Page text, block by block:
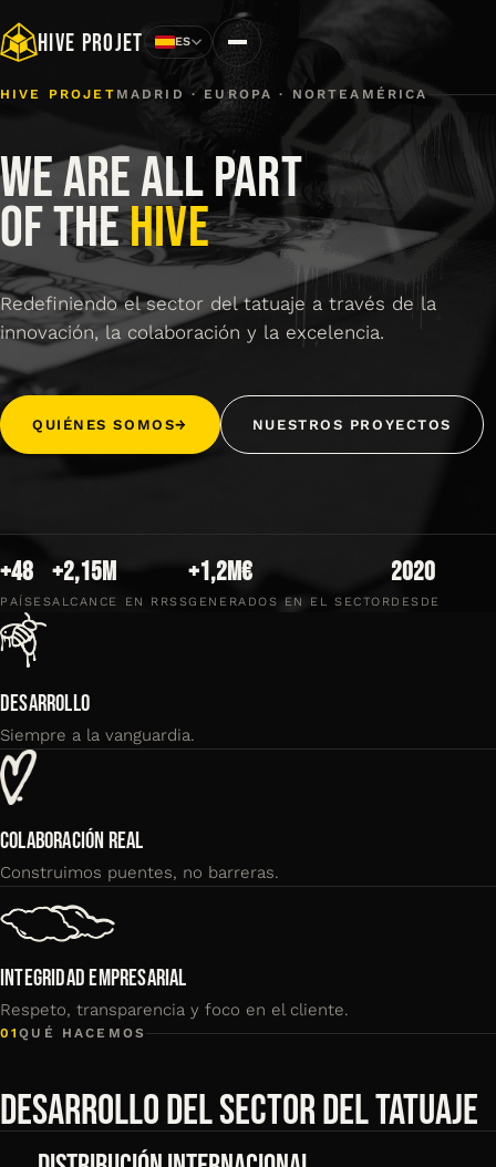
HIVE PROJET
Internacional
Eventos
CONTÁCTANOS
Cambiar de idioma
ES
HIVE PROJET MADRID · EUROPA · NORTEAMÉRICA
WE ARE ALL PART
OF THEHIVE
Redefiniendo el sector del tatuaje a través de la
innovación, la colaboración y la excelencia.
QUIÉNES SOMOS→ NUESTROS PROYECTOS
+48
PAÍSES
+2,15M
ALCANCE EN RRSS
+1,2M€
GENERADOS EN EL SECTOR
2020
DESDE
DESARROLLO
Siempre a la vanguardia.
COLABORACIÓN REAL
Construimos puentes, no barreras.
INTEGRIDAD EMPRESARIAL
Respeto, transparencia y foco en el cliente.
01QUÉ HACEMOS
DESARROLLO DEL SECTOR DEL TATUAJE